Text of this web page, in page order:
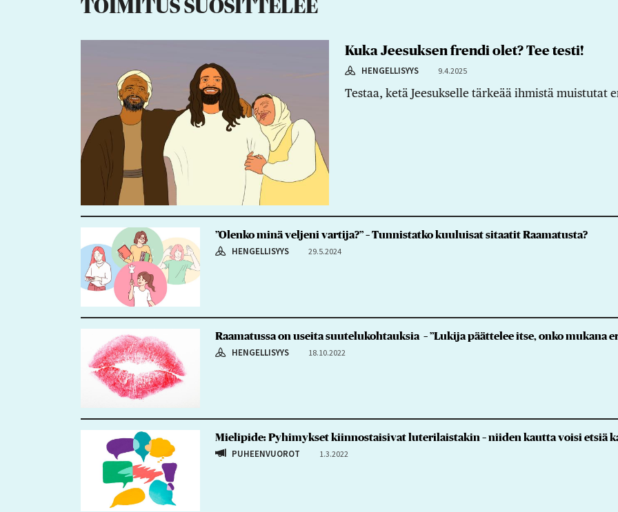
TOIMITUS SUOSITTELEE
Kuka Jeesuksen frendi olet? Tee testi!
HENGELLISYYS 9.4.2025
Testaa, ketä Jeesukselle tärkeää ihmistä muistutat
”Olenko minä veljeni vartija?” – Tunnistatko kuuluisat sitaatit Raamatusta?
HENGELLISYYS 29.5.2024
Raamatussa on useita suutelukohtauksia – ”Lukija päättelee itse, onko mukana
HENGELLISYYS 18.10.2022
Mielipide: Pyhimykset kiinnostaisivat luterilaistakin – niiden kautta voisi etsiä
PUHEENVUOROT 1.3.2022